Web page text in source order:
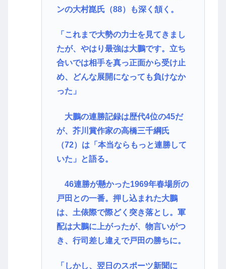
ンの大村崑氏（88）も深く頷く。
「これまで大勢の力士を見てきまし
たが、やはり最強は大鵬です。立ち
合いでは相手を真っ正面から受け止
め、どんな展開になっても負けなか
った」
大鵬の連勝記録は歴代4位の45だ
が、芥川賞作家の高橋三千綱氏
（72）は「本当ならもっと連勝して
いた」と語る。
46連勝が懸かった1969年春場所の
戸田との一番。押し込まれた大鵬
は、土俵際で際どく突き落とし。軍
配は大鵬に上がったが、物言いがつ
き、行司差し違えで戸田の勝ちに。
「しかし、翌日のスポーツ新聞に